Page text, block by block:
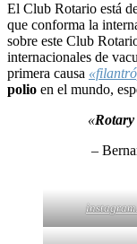
El Club Rotario está
que conforma la
sobre este Club
internacionales de
primera causa
polio en el mundo,
«Rotary
–